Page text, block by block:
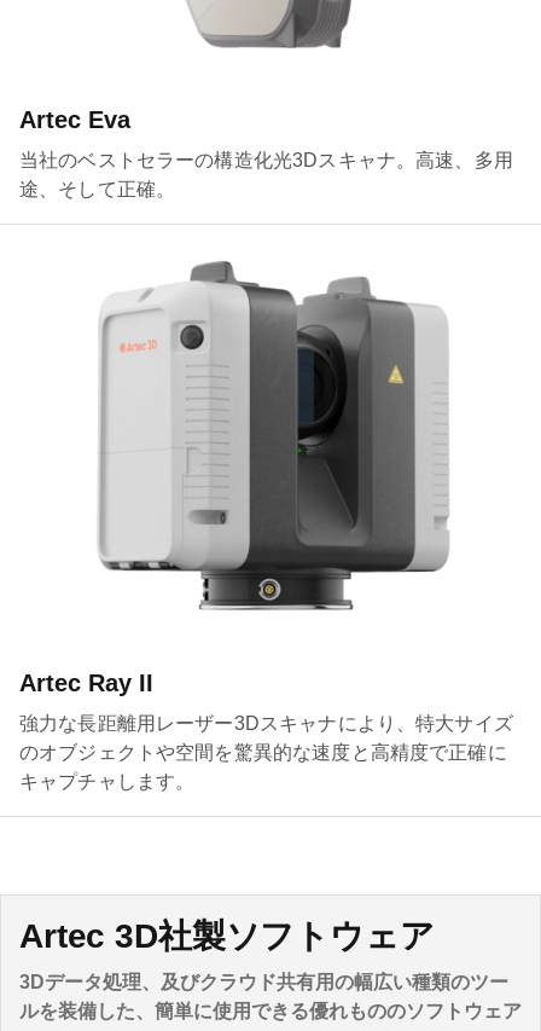
Artec Eva
当社のベストセラーの構造化光3Dスキャナ。高速、多用
途、そして正確。
Artec Ray II
強力な長距離用レーザー3Dスキャナにより、特大サイズ
のオブジェクトや空間を驚異的な速度と高精度で正確に
キャプチャします。
Artec 3D社製ソフトウェア
3Dデータ処理、及びクラウド共有用の幅広い種類のツー
ルを装備した、簡単に使用できる優れもののソフトウェア